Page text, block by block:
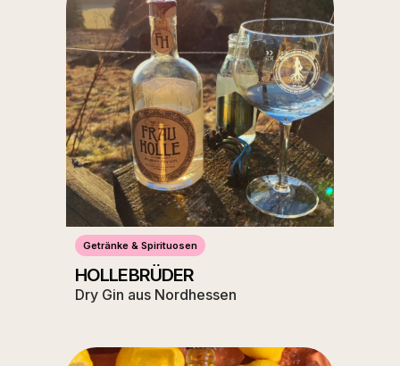
Getränke & Spirituosen
HOLLEBRÜDER
Dry Gin aus Nordhessen